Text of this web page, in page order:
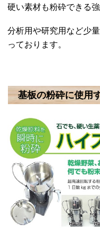
硬い素材も粉砕できる
分析用や研究用など少
っております。
基板の粉砕に使用